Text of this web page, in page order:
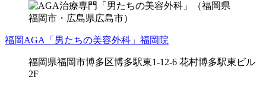
福岡AGA「男たちの美容外科」福岡院
福岡県福岡市博多区博多駅東1-12-6 花村博多駅東ビル
2F